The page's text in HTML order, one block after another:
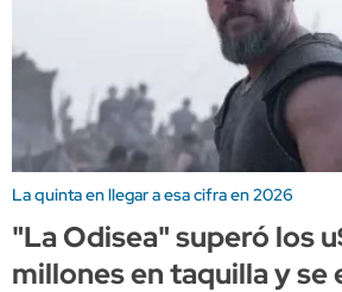
La quinta en llegar a esa cifra en 2026
"La Odisea" superó los
millones en taquilla y se